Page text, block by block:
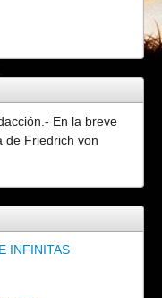
En la breve
de Friedrich von
INFINITAS